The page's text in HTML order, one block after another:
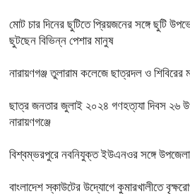
মোট চার দিনের ছুটিতে প্রিয়জনের সঙ্গে ছুটি
ছুটছেন বিভিন্ন পেশার মানুষ
নারায়ণগঞ্জ তুলারাম কলেজে ছাত্রদল ও শিবিরের
ছাত্র জনতার জুলাই ২০২৪ গণহত্য্যা দিবস ২৬
নারায়ণগঞ্জে
বিশ্বম্ভরপুরে নবনিযুক্ত ইউএনওর সঙ্গে
বাংলাদেশ স্কাউটের উদ্যোগে কুমারখালীতে